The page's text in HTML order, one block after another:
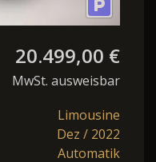
20.499,00 €
MwSt. ausweisbar
Limousine
Dez / 2022
Automatik